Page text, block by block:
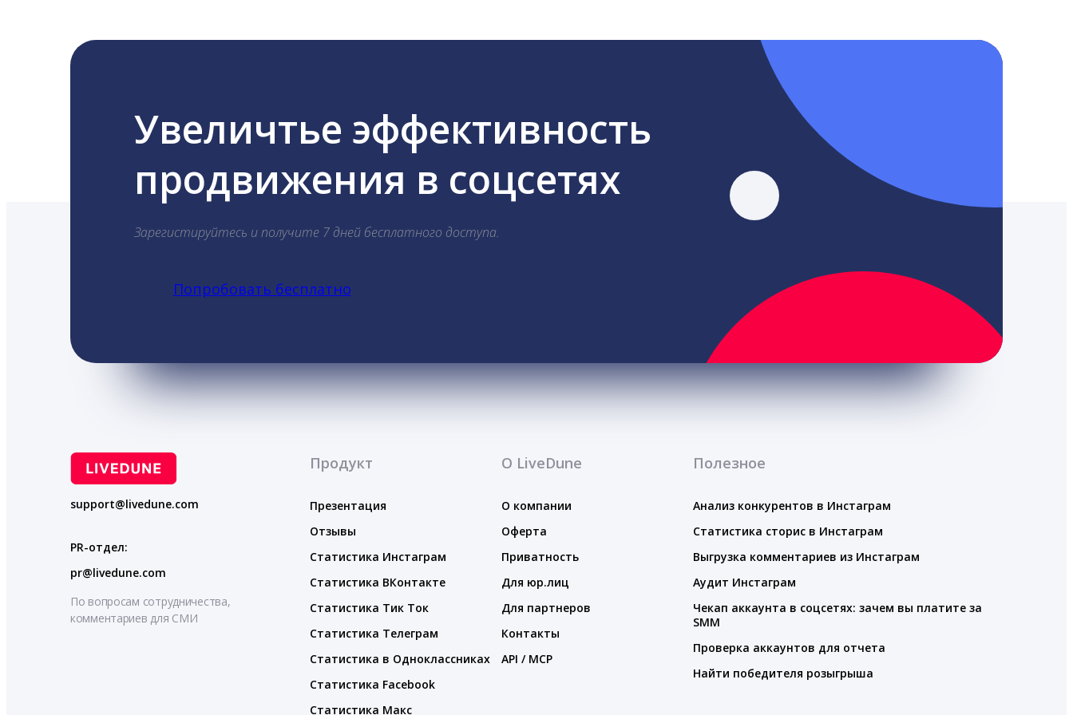
Увеличтье эффективность
продвижения в соцсетях
Зарегистируйтесь и получите 7 дней бесплатного доступа.
Попробовать бесплатно
support@livedune.com
PR-отдел:
pr@livedune.com
По вопросам сотрудничества,
комментариев для СМИ
Продукт
Презентация
Отзывы
Статистика Инстаграм
Статистика ВКонтакте
Статистика Тик Ток
Статистика Телеграм
Статистика в Одноклассниках
Статистика Facebook
Статистика Макс
О LiveDune
О компании
Оферта
Приватность
Для юр.лиц
Для партнеров
Контакты
API / MCP
Полезное
Анализ конкурентов в Инстаграм
Статистика сторис в Инстаграм
Выгрузка комментариев из Инстаграм
Аудит Инстаграм
Чекап аккаунта в соцсетях: зачем вы платите за
SMM
Проверка аккаунтов для отчета
Найти победителя розыгрыша